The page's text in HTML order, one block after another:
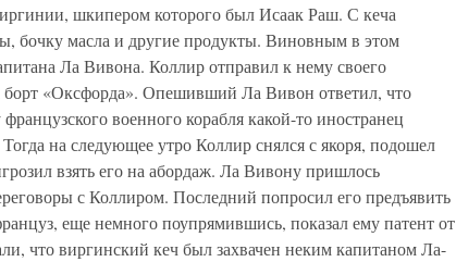
шкипером которого был Исаак Раш. С кеча
бочку масла и другие продукты. Виновным в этом
Ла Вивона. Коллир отправил к нему своего
борт «Оксфорда». Опешивший Ла Вивон ответил, что
военного корабля какой-то иностранец
на следующее утро Коллир снялся с якоря, подошел
взять его на абордаж. Ла Вивону пришлось
с Коллиром. Последний попросил его предъявить
еще немного поупрямившись, показал ему патент от
что виргинский кеч был захвачен неким капитаном Ла-